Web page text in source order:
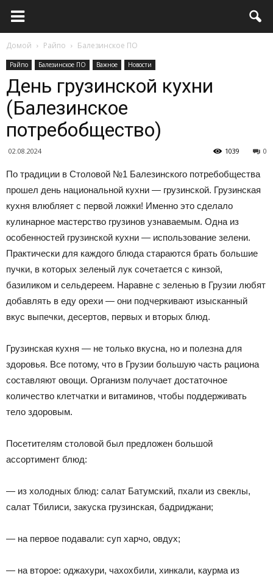
Домой Райпо Балезинское ПО
Райпо Балезинское ПО Важное Новости
День грузинской кухни
(Балезинское
потребобщество)
02.08.2024 0
1039
По традиции в Столовой №1 Балезинского потребобщества
прошел день национальной кухни — грузинской. Грузинская
кухня влюбляет с первой ложки! Именно это сделало
кулинарное мастерство грузинов узнаваемым. Одна из
особенностей грузинской кухни — использование зелени.
Практически для каждого блюда стараются брать большие
пучки, в которых зеленый лук сочетается с кинзой,
базиликом и сельдереем. Наравне с зеленью в Грузии любят
добавлять в еду орехи — они подчеркивают изысканный
вкус выпечки, десертов, первых и вторых блюд.
Грузинская кухня — не только вкусна, но и полезна для
здоровья. Все потому, что в Грузии большую часть рациона
составляют овощи. Организм получает достаточное
количество клетчатки и витаминов, чтобы поддерживать
тело здоровым.
Посетителям столовой был предложен большой
ассортимент блюд:
— из холодных блюд: салат Батумский, пхали из свеклы,
салат Тбилиси, закуска грузинская, бадриджани;
— на первое подавали: суп харчо, овдух;
— на второе: оджахури, чахохбили, хинкали, каурма из